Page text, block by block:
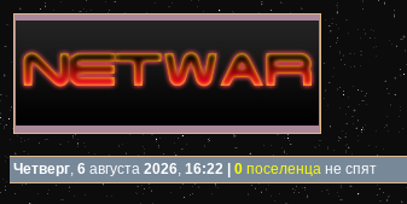
Четверг, 6 августа 2026, 16:22 0 поселенца не спят